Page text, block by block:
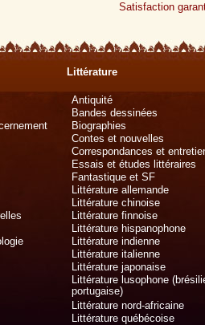
Satisfaction
Littérature
Antiquité
Bandes dessinées
Biographies
Contes et nouvelles
Correspondances et
Essais et études littéraires
Fantastique et SF
Littérature allemande
Littérature chinoise
Littérature finnoise
Littérature hispanophone
Littérature indienne
Littérature italienne
Littérature japonaise
Littérature lusophone
portugaise)
Littérature nord-africaine
Littérature québécoise